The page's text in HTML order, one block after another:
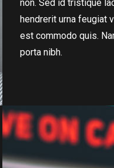
non. Sed id tristique
hendrerit urna feugiat
est commodo quis.
porta nibh.